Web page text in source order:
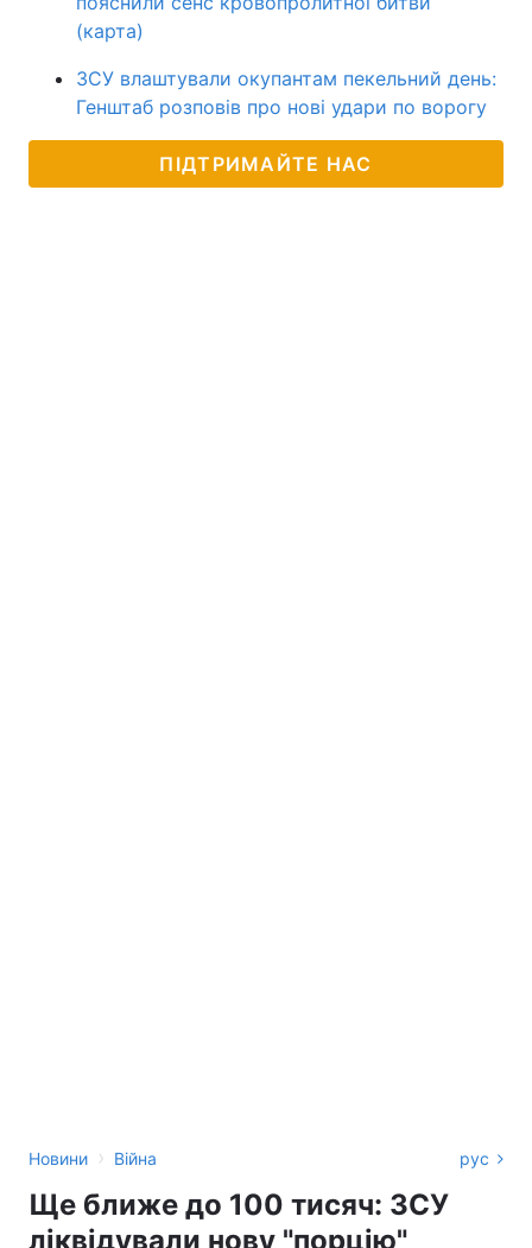
(карта)
ЗСУ влаштували окупантам пекельний день:
Генштаб розповів про нові удари по ворогу
ПІДТРИМАЙТЕ НАС
Новини › Війна рус
Ще ближе до 100 тисяч: ЗСУ
ліквідували нову "порцію"